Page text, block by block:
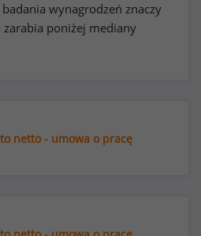
wynagrodzeń znaczy
zarabia poniżej mediany
netto - umowa o pracę